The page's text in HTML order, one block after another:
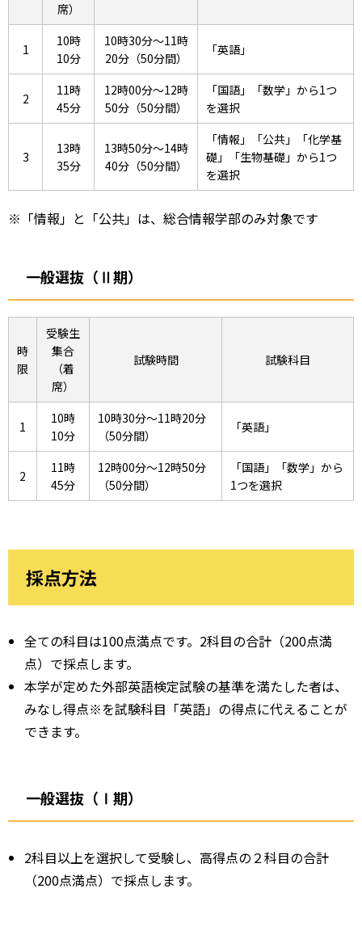
席）
1
10時
10分
10時30分～11時
20分（50分間）
「英語」
2
11時
45分
12時00分～12時
50分（50分間）
「国語」「数学」から1つ
を選択
3
13時
35分
13時50分～14時
40分（50分間）
「情報」「公共」「化学基
礎」「生物基礎」から1つ
を選択
※「情報」と「公共」は、総合情報学部のみ対象です
一般選抜（Ⅱ期）
時
限
受験生
集合
（着
席）
試験時間 試験科目
1
10時
10分
10時30分～11時20分
（50分間）
「英語」
2
11時
45分
12時00分～12時50分
（50分間）
「国語」「数学」から
1つを選択
採点方法
全ての科目は100点満点です。2科目の合計（200点満
点）で採点します。
本学が定めた外部英語検定試験の基準を満たした者は、
みなし得点※を試験科目「英語」の得点に代えることが
できます。
一般選抜（Ⅰ期）
2科目以上を選択して受験し、高得点の２科目の合計
（200点満点）で採点します。